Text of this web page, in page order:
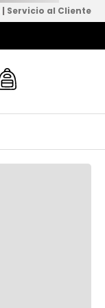
| Servicio al Cliente